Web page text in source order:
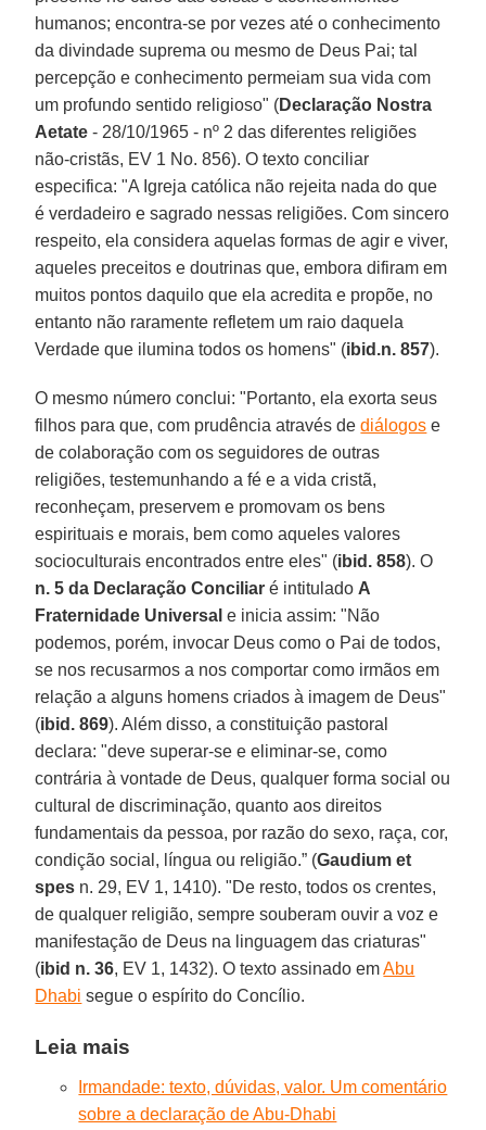
humanos; encontra-se por vezes até o conhecimento
da divindade suprema ou mesmo de Deus Pai; tal
percepção e conhecimento permeiam sua vida com
um profundo sentido religioso" (Declaração Nostra
Aetate - 28/10/1965 - nº 2 das diferentes religiões
não-cristãs, EV 1 No. 856). O texto conciliar
especifica: "A Igreja católica não rejeita nada do que
é verdadeiro e sagrado nessas religiões. Com sincero
respeito, ela considera aquelas formas de agir e viver,
aqueles preceitos e doutrinas que, embora difiram em
muitos pontos daquilo que ela acredita e propõe, no
entanto não raramente refletem um raio daquela
Verdade que ilumina todos os homens" (ibid.n. 857).
O mesmo número conclui: "Portanto, ela exorta seus
filhos para que, com prudência através dediálogos e
de colaboração com os seguidores de outras
religiões, testemunhando a fé e a vida cristã,
reconheçam, preservem e promovam os bens
espirituais e morais, bem como aqueles valores
socioculturais encontrados entre eles" (ibid. 858). O
n. 5 da Declaração Conciliar é intitulado A
Fraternidade Universal e inicia assim: "Não
podemos, porém, invocar Deus como o Pai de todos,
se nos recusarmos a nos comportar como irmãos em
relação a alguns homens criados à imagem de Deus"
(ibid. 869). Além disso, a constituição pastoral
declara: "deve superar-se e eliminar-se, como
contrária à vontade de Deus, qualquer forma social ou
cultural de discriminação, quanto aos direitos
fundamentais da pessoa, por razão do sexo, raça, cor,
condição social, língua ou religião.” (Gaudium et
spes n. 29, EV 1, 1410). "De resto, todos os crentes,
de qualquer religião, sempre souberam ouvir a voz e
manifestação de Deus na linguagem das criaturas"
(ibid n. 36, EV 1, 1432). O texto assinado emAbu
Dhabi segue o espírito do Concílio.
Leia mais
Irmandade: texto, dúvidas, valor. Um comentário
sobre a declaração de Abu-Dhabi